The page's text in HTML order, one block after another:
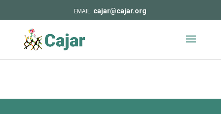
cajar@cajar.org